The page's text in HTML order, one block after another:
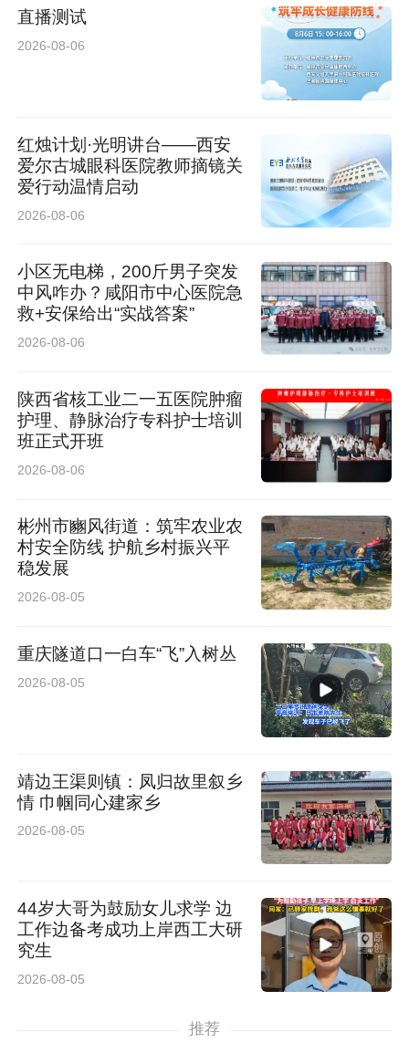
直播测试
2026-08-06
红烛计划·光明讲台——西安
爱尔古城眼科医院教师摘镜关
爱行动温情启动
2026-08-06
小区无电梯，200斤男子突发
中风咋办？咸阳市中心医院急
救+安保给出“实战答案”
2026-08-06
陕西省核工业二一五医院肿瘤
护理、静脉治疗专科护士培训
班正式开班
2026-08-06
彬州市豳风街道：筑牢农业农
村安全防线 护航乡村振兴平
稳发展
2026-08-05
重庆隧道口一白车“飞”入树丛
2026-08-05
靖边王渠则镇：凤归故里叙乡
情 巾帼同心建家乡
2026-08-05
44岁大哥为鼓励女儿求学 边
工作边备考成功上岸西工大研
究生
2026-08-05
推荐